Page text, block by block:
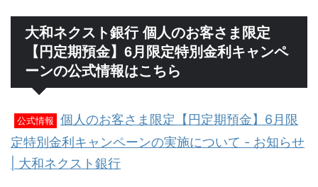
大和ネクスト銀行 個人のお客さま限定
【円定期預金】6月限定特別金利キャンペ
ーンの公式情報はこちら
公式情報
個人のお客さま限定【円定期預金】6月限
定特別金利キャンペーンの実施について - お知らせ
| 大和ネクスト銀行